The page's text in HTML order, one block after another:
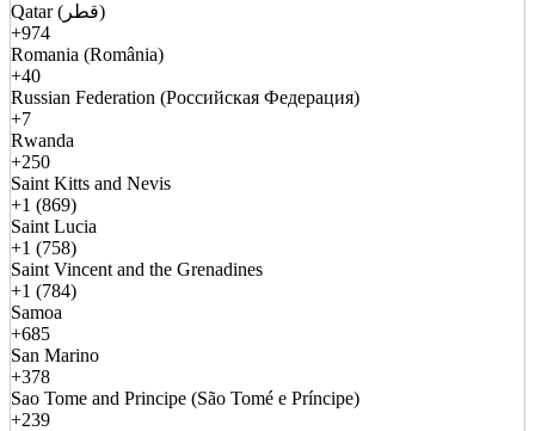
Qatar (قطر)
+974
Romania (România)
+40
Russian Federation (Российская Федерация)
+7
Rwanda
+250
Saint Kitts and Nevis
+1 (869)
Saint Lucia
+1 (758)
Saint Vincent and the Grenadines
+1 (784)
Samoa
+685
San Marino
+378
Sao Tome and Principe (São Tomé e Príncipe)
+239